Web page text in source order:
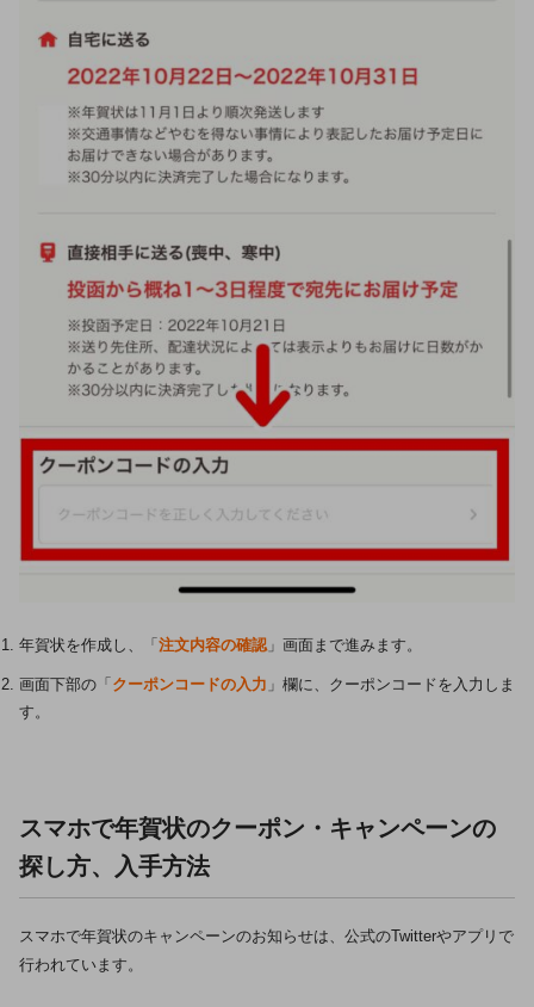
年賀状を作成し、「 注文内容の確認」画面まで進みます。
画面下部の「 クーポンコードの入力 」欄に、クーポンコードを入力しま
す。
スマホで年賀状のクーポン・キャンペーンの
探し方、入手方法
スマホで年賀状のキャンペーンのお知らせは、公式のTwitterやアプリで
行われています。